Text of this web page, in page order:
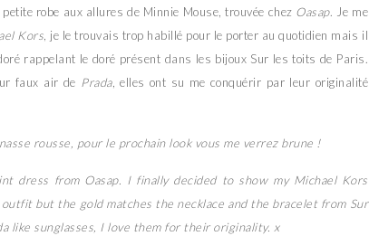
robe aux allures de Minnie Mouse, trouvée chez Oasap. Je me
Kors , je le trouvais trop habillé pour le porter au quotidien mais il
rappelant le doré présent dans les bijoux Sur les toits de Paris.
faux air de Prada, elles ont su me conquérir par leur originalité
rousse, pour le prochain look vous me verrez brune !
dress from Oasap. I finally decided to show my Michael Kors
but the gold matches the necklace and the bracelet from Sur
like sunglasses, I love them for their originality. x